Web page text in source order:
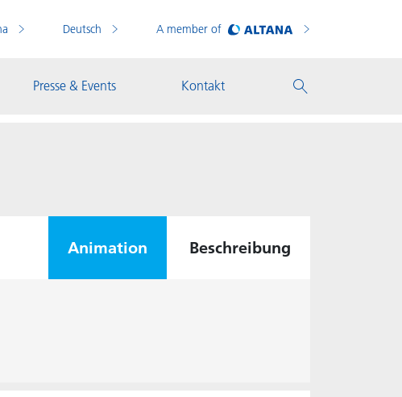
Deutsch A member of
Presse & Events Kontakt
Animation Beschreibung